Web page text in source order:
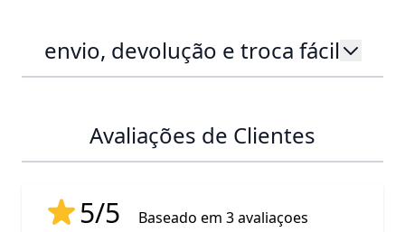
envio, devolução e troca fácil
Avaliações de Clientes
5/5 Baseado em 3 avaliaçoes